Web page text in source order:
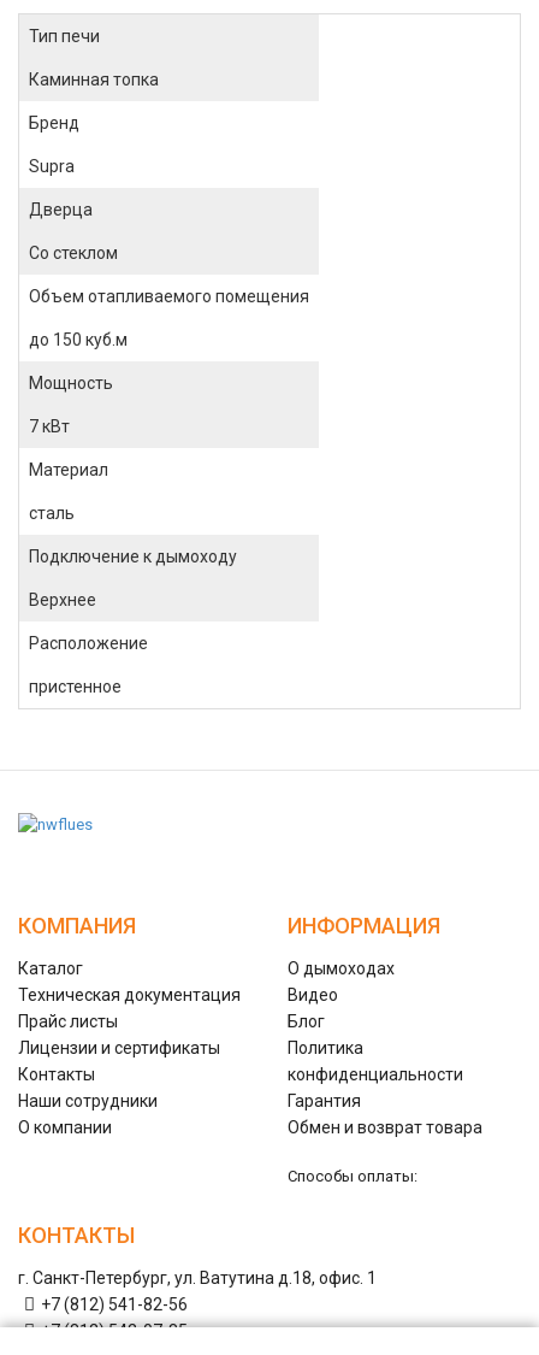
Тип печи
Каминная топка
Бренд
Supra
Дверца
Со стеклом
Объем отапливаемого помещения
до 150 куб.м
Мощность
7 кВт
Материал
сталь
Подключение к дымоходу
Верхнее
Расположение
пристенное
КОМПАНИЯ
Каталог
Техническая документация
Прайс листы
Лицензии и сертификаты
Контакты
Наши сотрудники
О компании
ИНФОРМАЦИЯ
О дымоходах
Видео
Блог
Политика
конфиденциальности
Гарантия
Обмен и возврат товара
Способы оплаты:
КОНТАКТЫ
г. Санкт-Петербург, ул. Ватутина д.18, офис. 1
+7 (812) 541-82-56
+7 (812) 542-07-85